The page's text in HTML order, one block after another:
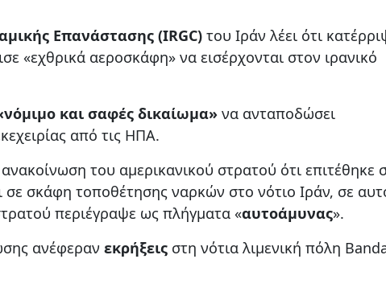
Επανάστασης (IRGC) του Ιράν λέει ότι
«εχθρικά αεροσκάφη» να εισέρχονται στον ιρανικό
και σαφές δικαίωμα» να ανταποδώσει
από τις ΗΠΑ.
του αμερικανικού στρατού ότι επιτέθηκε
σε σκάφη τοποθέτησης ναρκών στο νότιο Ιράν, σε
περιέγραψε ως πλήγματα «αυτοάμυνας».
ανέφεραν εκρήξεις στη νότια λιμενική πόλη